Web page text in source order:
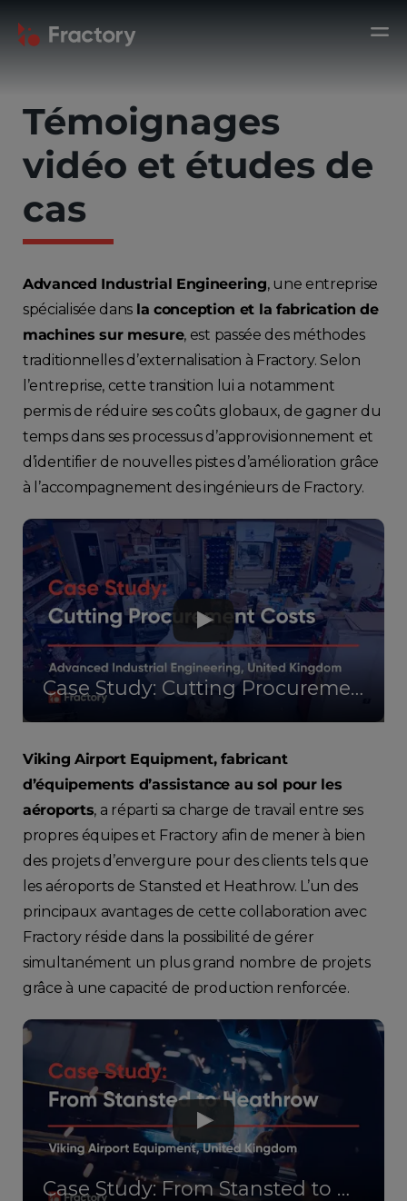
Témoignages
vidéo et études de
cas
Advanced Industrial Engineering, une entreprise
spécialisée dans la conception et la fabrication de
machines sur mesure, est passée des méthodes
traditionnelles d’externalisation à Fractory. Selon
l’entreprise, cette transition lui a notamment
permis de réduire ses coûts globaux, de gagner du
temps dans ses processus d’approvisionnement et
d’identifier de nouvelles pistes d’amélioration grâce
à l’accompagnement des ingénieurs de Fractory.
Case Study: Cutting Procurement Costs - Advanced Industrial Engineering
Viking Airport Equipment, fabricant
d’équipements d’assistance au sol pour les
aéroports, a réparti sa charge de travail entre ses
propres équipes et Fractory afin de mener à bien
des projets d’envergure pour des clients tels que
les aéroports de Stansted et Heathrow. L’un des
principaux avantages de cette collaboration avec
Fractory réside dans la possibilité de gérer
simultanément un plus grand nombre de projets
grâce à une capacité de production renforcée.
Case Study: From Stansted to Heathrow - Viking Airport Equipment